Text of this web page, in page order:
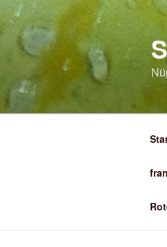
Zum
Inhalt
springen